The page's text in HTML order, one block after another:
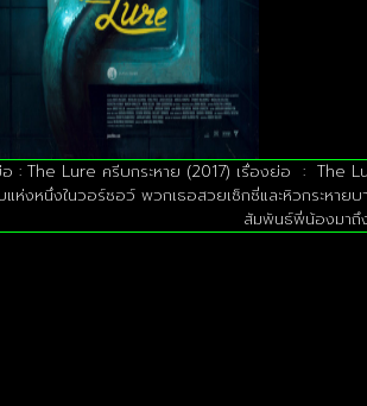
อ : The Lure ครีบกระหาย (2017) เรื่องย่อ : The
แห่งหนึ่งในวอร์ซอว์ พวกเธอสวยเซ็กซี่และหิวกระหา
สัมพันธ์พี่น้องมาถึ